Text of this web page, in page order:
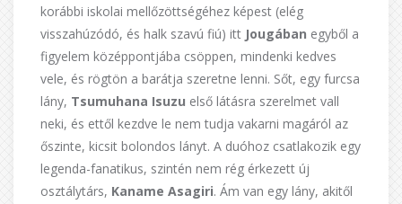
korábbi iskolai mellőzöttségéhez képest (elég
visszahúzódó, és halk szavú fiú) itt Jougában egyből a
figyelem középpontjába csöppen, mindenki kedves
vele, és rögtön a barátja szeretne lenni. Sőt, egy furcsa
lány, Tsumuhana Isuzu első látásra szerelmet vall
neki, és ettől kezdve le nem tudja vakarni magáról az
őszinte, kicsit bolondos lányt. A duóhoz csatlakozik egy
legenda-fanatikus, szintén nem rég érkezett új
osztálytárs, Kaname Asagiri. Ám van egy lány, akitől